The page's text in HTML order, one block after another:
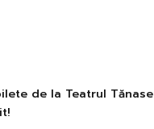
de la Teatrul Tănase